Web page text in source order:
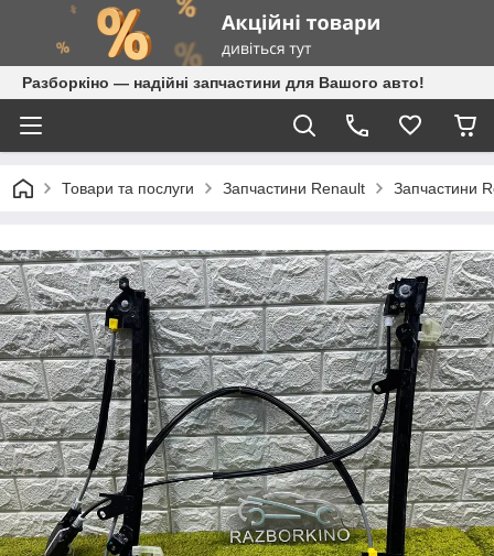
Разборкіно — надійні запчастини для Вашого авто!
Товари та послуги Запчастини Renault Запчастини